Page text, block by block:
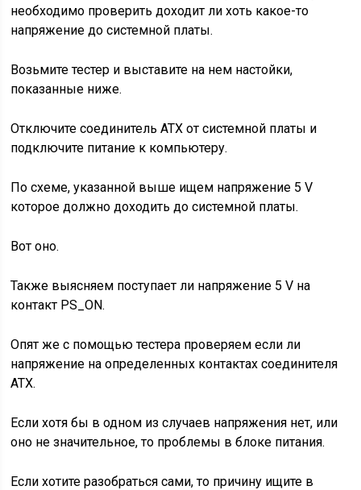
необходимо проверить доходит ли хоть какое-то
напряжение до системной платы.
Возьмите тестер и выставите на нем настойки,
показанные ниже.
Отключите соединитель АТХ от системной платы и
подключите питание к компьютеру.
По схеме, указанной выше ищем напряжение 5 V
которое должно доходить до системной платы.
Вот оно.
Также выясняем поступает ли напряжение 5 V на
контакт PS_ON.
Опят же с помощью тестера проверяем если ли
напряжение на определенных контактах соединителя
АТХ.
Если хотя бы в одном из случаев напряжения нет, или
оно не значительное, то проблемы в блоке питания.
Если хотите разобраться сами, то причину ищите в